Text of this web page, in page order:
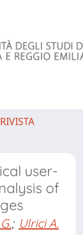
user-
of
; Ulrici A.